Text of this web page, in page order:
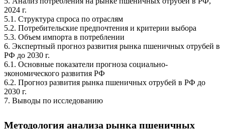
2024 г.
5.1. Структура спроса по отраслям
5.2. Потребительские предпочтения и критерии выбора
5.3. Объем импорта в потреблении
6. Экспертный прогноз развития рынка пшеничных отрубей в
РФ до 2030 г.
6.1. Основные показатели прогноза социально-
экономического развития РФ
6.2. Прогноз развития рынка пшеничных отрубей в РФ до
2030 г.
7. Выводы по исследованию
Методология анализа рынка пшеничных